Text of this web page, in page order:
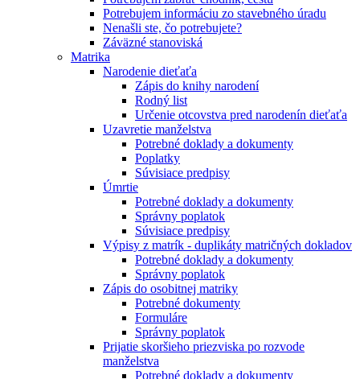
Potrebujem informáciu zo stavebného úradu
Nenašli ste, čo potrebujete?
Záväzné stanoviská
Matrika
Narodenie dieťaťa
Zápis do knihy narodení
Rodný list
Určenie otcovstva pred narodenín dieťaťa
Uzavretie manželstva
Potrebné doklady a dokumenty
Poplatky
Súvisiace predpisy
Úmrtie
Potrebné doklady a dokumenty
Správny poplatok
Súvisiace predpisy
Výpisy z matrík - duplikáty matričných dokladov
Potrebné doklady a dokumenty
Správny poplatok
Zápis do osobitnej matriky
Potrebné dokumenty
Formuláre
Správny poplatok
Prijatie skoršieho priezviska po rozvode
manželstva
Potrebné doklady a dokumenty